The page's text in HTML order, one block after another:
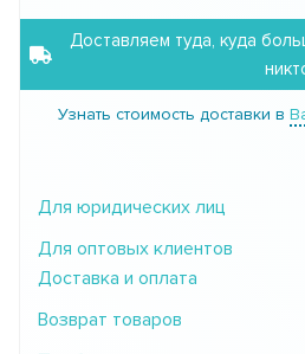
Доставляем туда, куда
Узнать стоимость доставки в
Для юридических лиц
Для оптовых клиентов
Доставка и оплата
Возврат товаров